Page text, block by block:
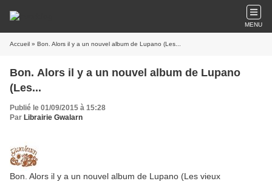
MENU
Accueil » Bon. Alors il y a un nouvel album de Lupano (Les...
Bon. Alors il y a un nouvel album de Lupano
(Les...
Publié le 01/09/2015 à 15:28
Par Librairie Gwalarn
Bon. Alors il y a un nouvel album de Lupano (Les vieux